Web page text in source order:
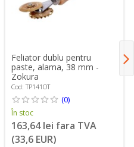
Feliator dublu pentru
paste, alama, 38 mm -
Zokura
Cod: TP141OT
(0)
În stoc
163,64 lei fara TVA
(33,6 EUR)